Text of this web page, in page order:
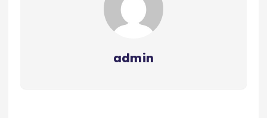
admin